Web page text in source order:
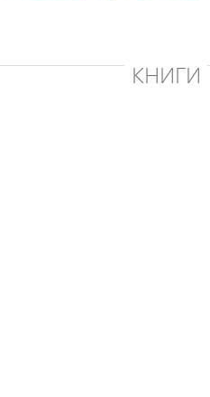
КНИГИ